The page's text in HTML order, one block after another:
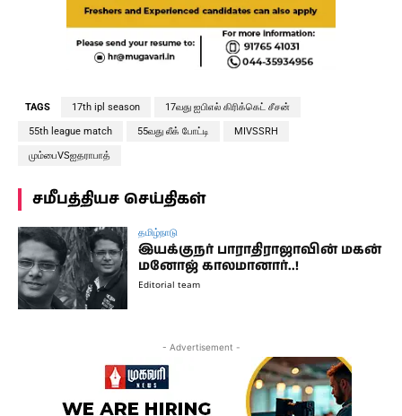
TAGS 17th ipl season 17வது ஐபிஎல் கிரிக்கெட் சீசன்
55th league match 55வது லீக் போட்டி MIVSSRH
மும்பைVSஐதராபாத்
சமீபத்தியச செய்திகள்
தமிழ்நாடு
இயக்குநர் பாராதிராஜாவின் மகன்
மனோஜ் காலமானார்..!
Editorial team
- Advertisement -